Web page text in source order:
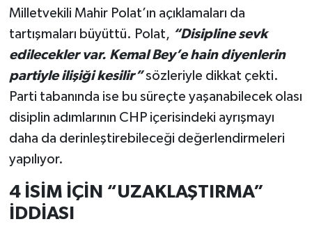
Milletvekili Mahir Polat’ın açıklamaları da
tartışmaları büyüttü. Polat, “Disipline sevk
edilecekler var. Kemal Bey’e hain diyenlerin
partiyle ilişiği kesilir”sözleriyle dikkat çekti.
Parti tabanında ise bu süreçte yaşanabilecek olası
disiplin adımlarının CHP içerisindeki ayrışmayı
daha da derinleştirebileceği değerlendirmeleri
yapılıyor.
4 İSİM İÇİN “UZAKLAŞTIRMA”
İDDİASI